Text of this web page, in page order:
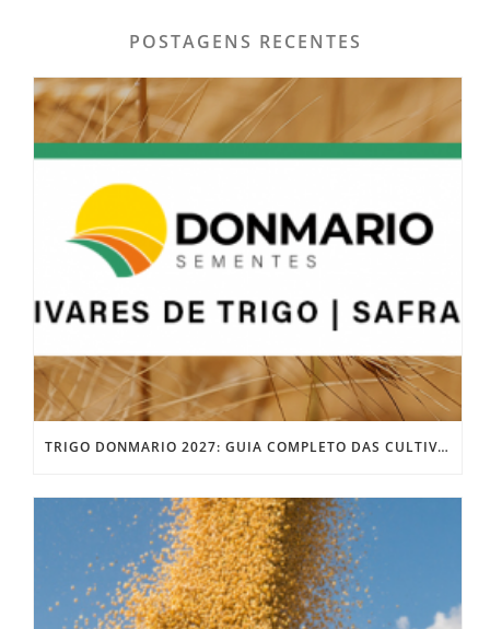
POSTAGENS RECENTES
TRIGO DONMARIO 2027: GUIA COMPLETO DAS CULTIVARES DM3026 E DM4025